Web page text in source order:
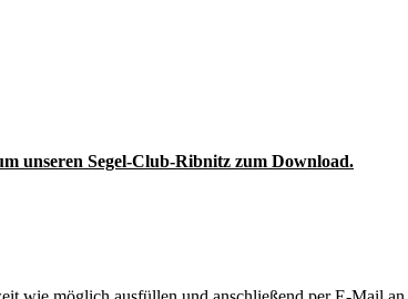
unseren Segel-Club-Ribnitz zum Download.